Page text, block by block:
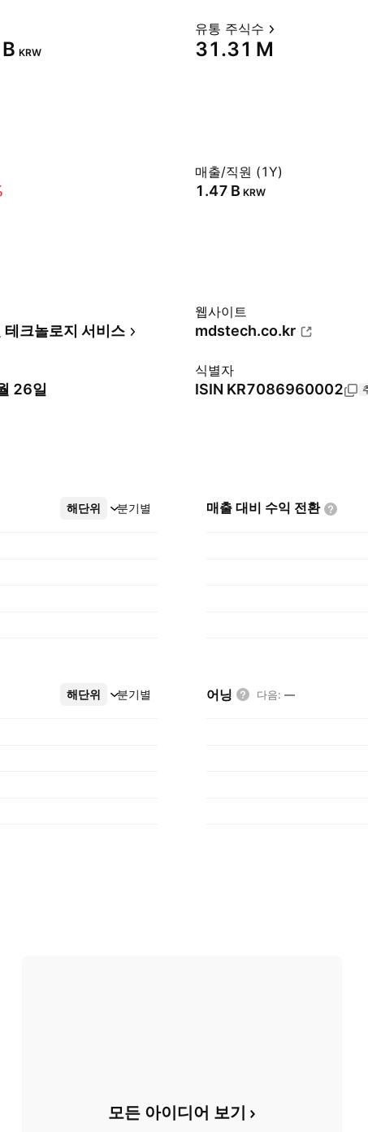
KRW
유통 주식수
‪31.31 M‬
매출/직원 (1Y)
‪1.47 B‬ KRW
테크놀로지 서비스
웹사이트
mdstech.co.kr
26일
식별자
ISIN KR7086960002
해단위 분기별
더보기 매출 대비 수익 전환
해단위 분기별
더보기 어닝 다음: —
모든 아이디어 보기